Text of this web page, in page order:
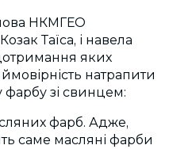
НКМГЕО
Таїса, і навела
яких
натрапити
фарбу зі свинцем:
фарб. Адже,
саме масляні фарби